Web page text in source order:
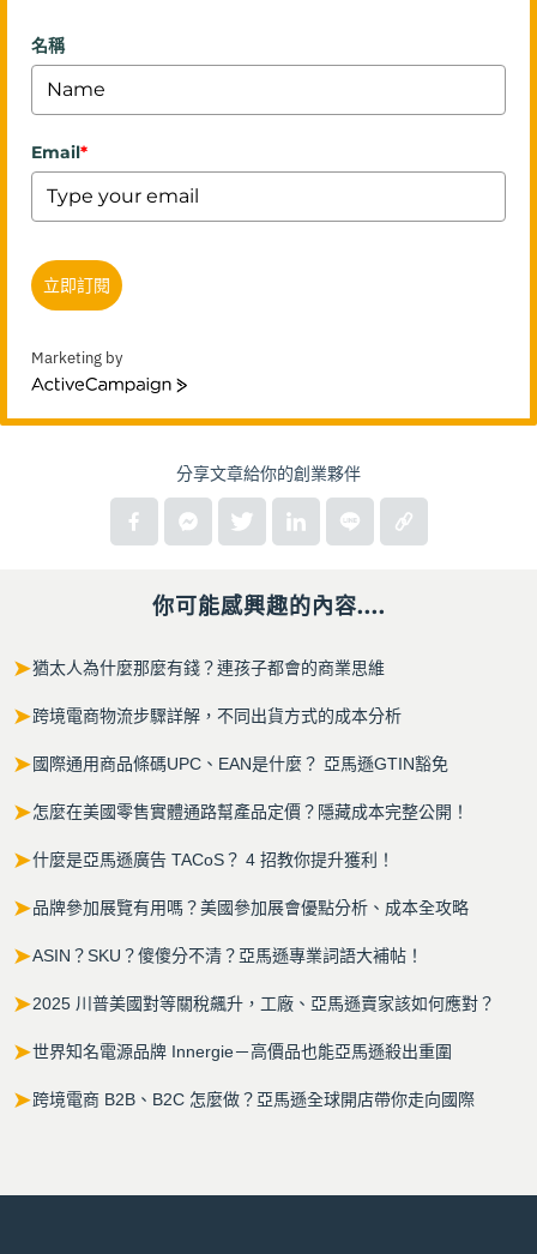
名稱
Email*
立即訂閱
Marketing by
ActiveCampaign
分享文章給你的創業夥伴
你可能感興趣的內容....
➤猶太人為什麼那麼有錢？連孩子都會的商業思維
➤跨境電商物流步驟詳解，不同出貨方式的成本分析
➤國際通用商品條碼UPC、EAN是什麼？ 亞馬遜GTIN豁免
➤怎麼在美國零售實體通路幫產品定價？隱藏成本完整公開！
➤什麼是亞馬遜廣告 TACoS？ 4 招教你提升獲利！
➤品牌參加展覽有用嗎？美國參加展會優點分析、成本全攻略
➤ASIN？SKU？傻傻分不清？亞馬遜專業詞語大補帖！
➤2025 川普美國對等關稅飆升，工廠、亞馬遜賣家該如何應對？
➤世界知名電源品牌 Innergie－高價品也能亞馬遜殺出重圍
➤跨境電商 B2B、B2C 怎麼做？亞馬遜全球開店帶你走向國際